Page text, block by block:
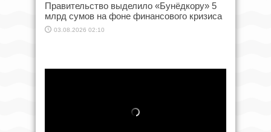
Правительство выделило «Бунёдкору» 5
млрд сумов на фоне финансового кризиса
03.08.2026 02:10